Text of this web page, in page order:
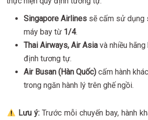
Singapore Airlines sẽ cấm sử dụng
máy bay từ 1/4.
Thai Airways, Air Asia và nhiều
định tương tự.
Air Busan (Hàn Quốc) cấm hành
trong ngăn hành lý trên ghế ngồi.
Lưu ý:Trước mỗi chuyến bay, hành